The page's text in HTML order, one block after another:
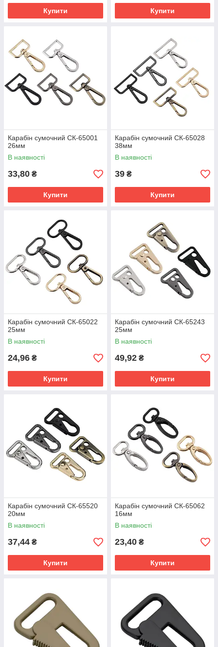
Купити Купити
Карабін сумочний СК-65001
26мм
В наявності
33,80 ₴
Купити
Карабін сумочний СК-65028
38мм
В наявності
39 ₴
Купити
Карабін сумочний СК-65022
25мм
В наявності
24,96 ₴
Купити
Карабін сумочний СК-65243
25мм
В наявності
49,92 ₴
Купити
Карабін сумочний СК-65520
20мм
В наявності
37,44 ₴
Купити
Карабін сумочний СК-65062
16мм
В наявності
23,40 ₴
Купити